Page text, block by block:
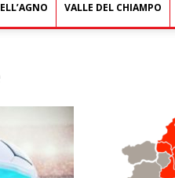
VALLE DEL CHIAMPO